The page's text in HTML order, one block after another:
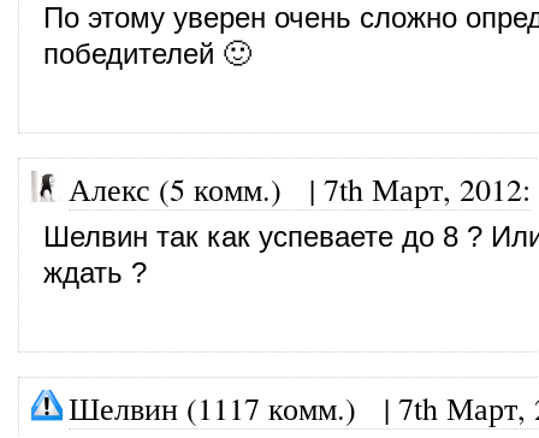
По этому уверен очень сложно
победителей 🙂
Алекс (5 комм.) | 7th Март, 2012:
Шелвин так как успеваете до 8 ?
ждать ?
Шелвин (1117 комм.) | 7th Март,